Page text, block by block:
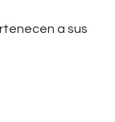
a sus